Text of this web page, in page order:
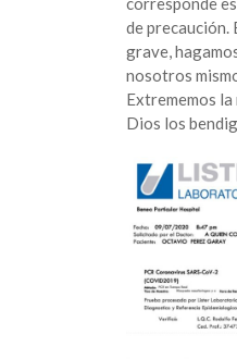
de precaución.
grave,
nosotros
Extrememos la
Dios los